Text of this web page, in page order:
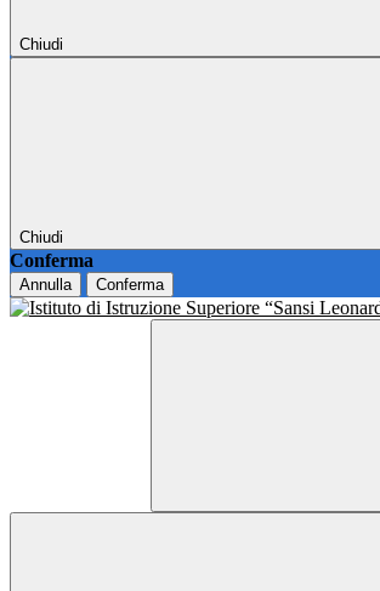
Chiudi
Chiudi
Conferma
Annulla Conferma